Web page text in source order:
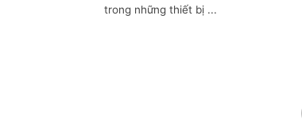
trong những thiết bị ...